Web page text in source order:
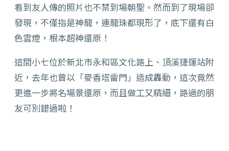
看到友人傳的照片也不禁到場朝聖。然而到了現場卻
發現，不僅指是神龍，連龍珠都現形了，底下還有白
色雲煙，根本超神還原！
這間小七位於新北市永和區文化路上、頂溪捷運站附
近，去年也曾以「麥香塔雷門」造成轟動，這次竟然
更進一步將名場景還原，而且做工又精細，路過的朋
友可別錯過啦！